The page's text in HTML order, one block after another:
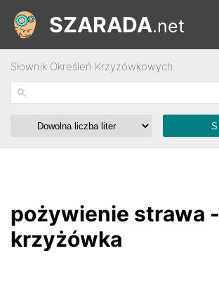
SZARADA.net
Słownik Określeń Krzyżówkowych
pożywienie strawa -
krzyżówka